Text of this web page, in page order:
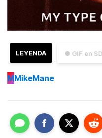
● GIF en SD
LEYENDA
MMikeMane